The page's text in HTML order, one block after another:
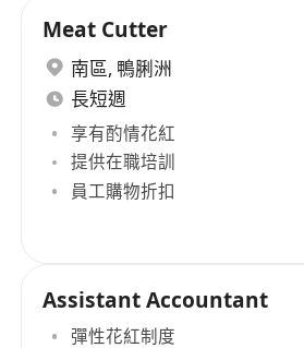
Meat Cutter
南區, 鴨脷洲
長短週
享有酌情花紅
提供在職培訓
員工購物折扣
Assistant Accountant
彈性花紅制度